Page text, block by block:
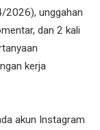
2026), unggahan
dan 2 kali
kerja
akun Instagram